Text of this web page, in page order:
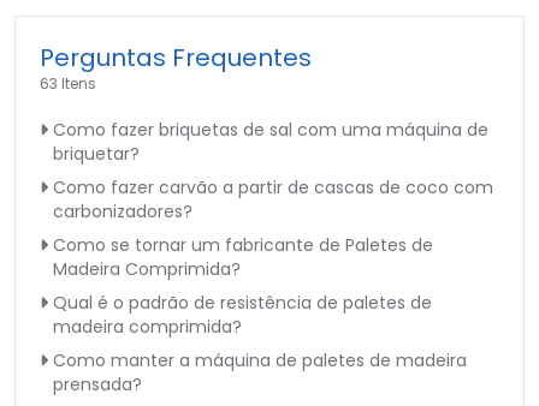
Perguntas Frequentes
63 Itens
Como fazer briquetas de sal com uma máquina de
briquetar?
Como fazer carvão a partir de cascas de coco com
carbonizadores?
Como se tornar um fabricante de Paletes de
Madeira Comprimida?
Qual é o padrão de resistência de paletes de
madeira comprimida?
Como manter a máquina de paletes de madeira
prensada?